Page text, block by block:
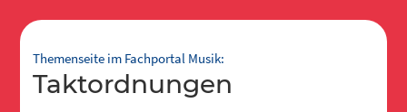
Themenseite im Fachportal Musik:
Taktordnungen